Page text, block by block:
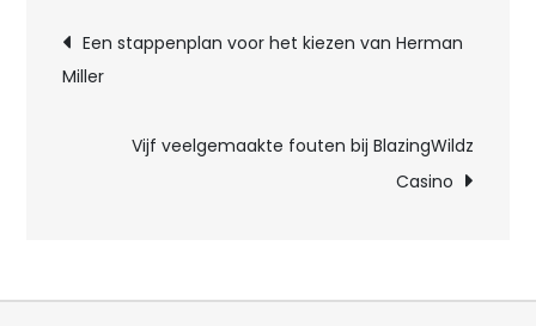
Post
navigation
Een stappenplan voor het kiezen van Herman
Miller
Vijf veelgemaakte fouten bij BlazingWildz
Casino